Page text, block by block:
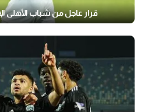
قرار عاجل من شباب الأهلي